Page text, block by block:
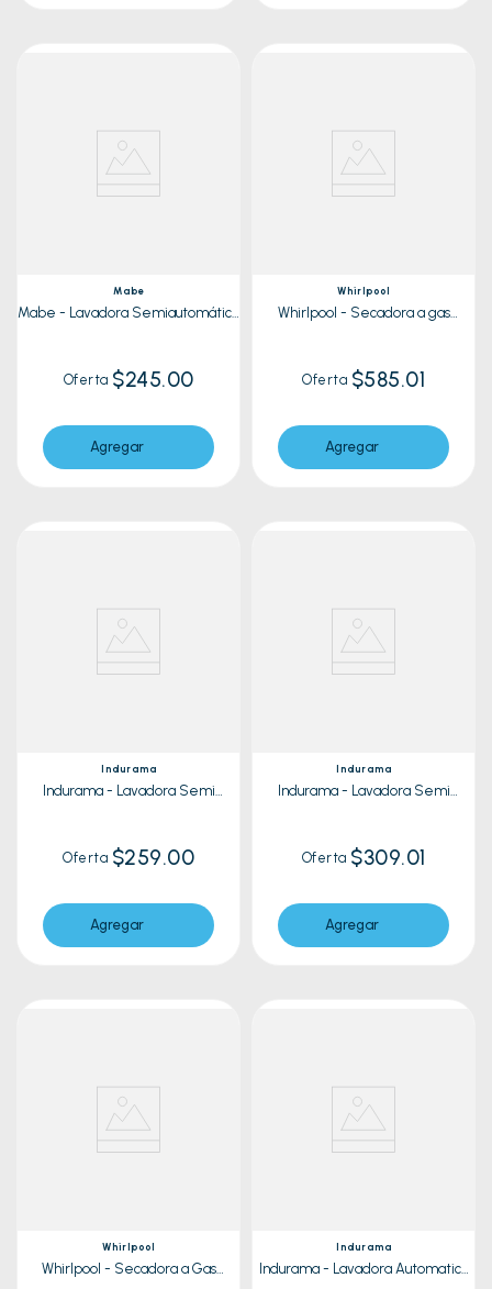
Mabe
Mabe - Lavadora Semiautomática
Oferta $245.00
Agregar
Whirlpool
Whirlpool - Secadora a gas
Oferta $585.01
Agregar
Indurama
Indurama - Lavadora Semi
Oferta $259.00
Agregar
Indurama
Indurama - Lavadora Semi
Oferta $309.01
Agregar
Whirlpool
Whirlpool - Secadora a Gas
Indurama
Indurama - Lavadora Automatica